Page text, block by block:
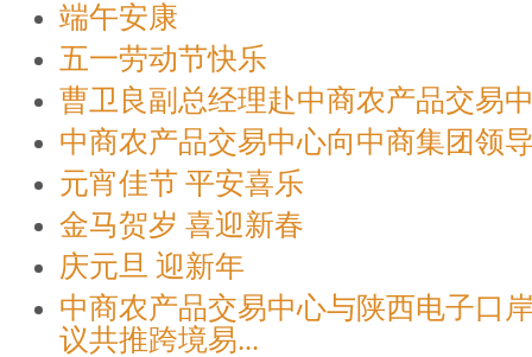
端午安康
五一劳动节快乐
曹卫良副总经理赴中商农产品交易
中商农产品交易中心向中商集团领
元宵佳节 平安喜乐
金马贺岁 喜迎新春
庆元旦 迎新年
中商农产品交易中心与陕西电子口
议共推跨境易...